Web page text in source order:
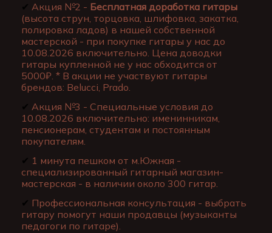
✔ Акция №2 - Бесплатная доработка гитары
(высота струн, торцовка, шлифовка, закатка,
полировка ладов) в нашей собственной
мастерской - при покупке гитары у нас до
10.08.2026 включительно. Цена доводки
гитары купленной не у нас обходится от
5000₽. * В акции не участвуют гитары
брендов: Belucci, Prado.
✔ Акция №3 - Специальные условия до
10.08.2026 включительно: именинникам,
пенсионерам, студентам и постоянным
покупателям.
✔ 1 минута пешком от м.Южная -
специализированный гитарный магазин-
мастерская - в наличии около 300 гитар.
✔ Профессиональная консультация - выбрать
гитару помогут наши продавцы (музыканты
педагоги по гитаре).